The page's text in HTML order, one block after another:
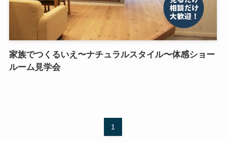
家族でつくるいえ〜ナチュラルスタイル〜体感ショー
ルーム見学会
1